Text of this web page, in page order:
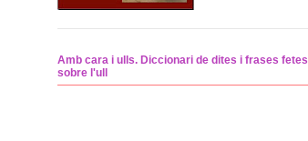
Amb cara i ulls. Diccionari de dites i frases fetes
sobre l'ull